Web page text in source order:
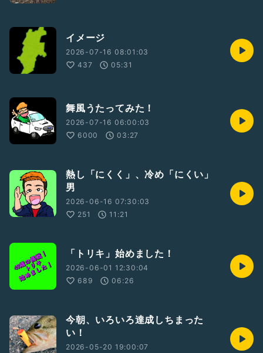
イメージ
2026-07-16 08:01:03
437
05:31
舞風うたってみた！
2026-07-16 06:00:03
6000
03:27
熱し「にくく」、冷め「にくい」
男
2026-06-16 07:30:03
251
11:21
「トリキ」始めました！
2026-06-01 12:30:04
689
06:26
今朝、いろいろ達成しちまった
い！
2026-05-20 19:00:07